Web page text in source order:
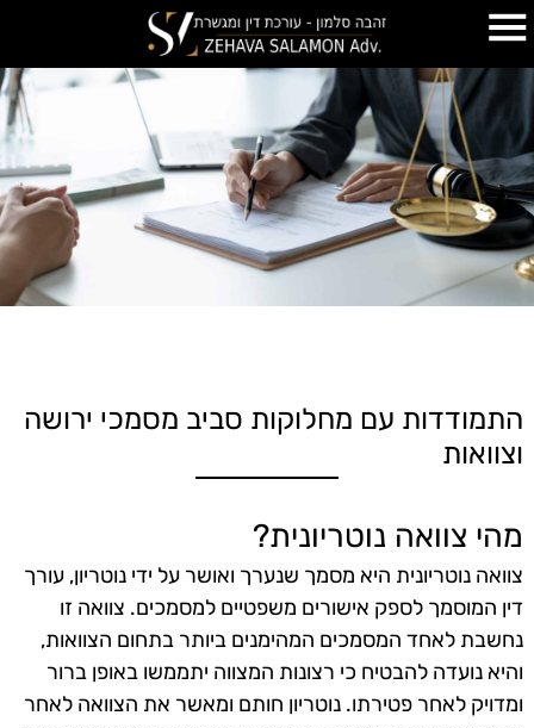
התמודדות עם מחלוקות סביב מסמכי ירושה
וצוואות
מהי צוואה נוטריונית?
צוואה נוטריונית היא מסמך שנערך ואושר על ידי נוטריון, עורך
דין המוסמך לספק אישורים משפטיים למסמכים. צוואה זו
נחשבת לאחד המסמכים המהימנים ביותר בתחום הצוואות,
והיא נועדה להבטיח כי רצונות המצווה יתממשו באופן ברור
ומדויק לאחר פטירתו. נוטריון חותם ומאשר את הצוואה לאחר